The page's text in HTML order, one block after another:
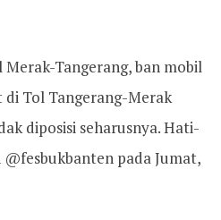
Tangerang, ban mobil
di Tol Tangerang-Merak
diposisi seharusnya. Hati-
pada Jumat,